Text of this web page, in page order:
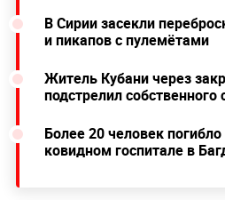
В Сирии засекли
и пикапов с пулемётами
Житель Кубани через
подстрелил собственного
Более 20 человек
ковидном госпитале в